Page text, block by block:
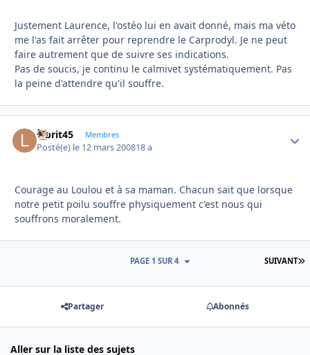
Justement Laurence, l'ostéo lui en avait donné, mais ma véto
me l'as fait arrêter pour reprendre le Carprodyl. Je ne peut
faire autrement que de suivre ses indications.
Pas de soucis, je continu le calmivet systématiquement. Pas
la peine d'attendre qu'il souffre.
labrit45 Membres
Posté(e) le 12 mars 200818 a
Courage au Loulou et à sa maman. Chacun sait que lorsque
notre petit poilu souffre physiquement c'est nous qui
souffrons moralement.
SUIVANT
PAGE 1 SUR 4
Partager Abonnés
Aller sur la liste des sujets